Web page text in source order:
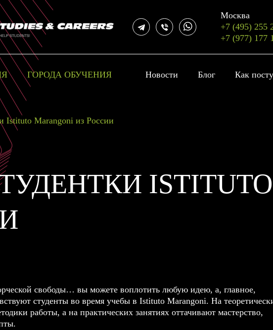
Москва
+7 (495) 255
+7 (977) 177
ГОРОДА ОБУЧЕНИЯ Новости Блог Как
Istituto Marangoni из России
ISTITUTO
свободы… вы можете воплотить любую идею, а, главное,
студенты во время учебы в Istituto Marangoni. На
работы, а на практических занятиях оттачивают мастерство,